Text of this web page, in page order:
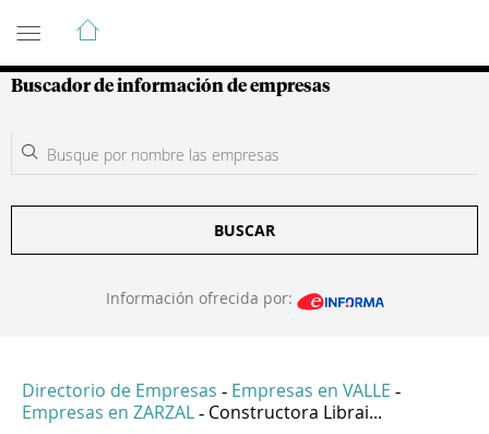
Guía de Empresas Colombianas
Buscador de información de empresas
BUSCAR
Información ofrecida por:
Directorio de Empresas - Empresas en VALLE -
Empresas en ZARZAL - Constructora Librai...